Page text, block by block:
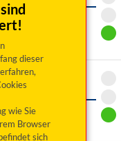
dieser
wie Sie
Browser
sich
Feber:
Uhr
"Zum Bartl"